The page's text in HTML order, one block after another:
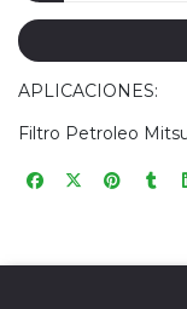
APLICACIONES:
Filtro Petroleo